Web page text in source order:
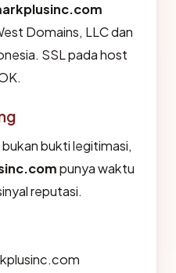
Domains, LLC dan
SSL pada host
bukti legitimasi,
punya waktu
reputasi.